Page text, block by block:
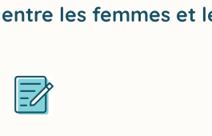
les femmes et